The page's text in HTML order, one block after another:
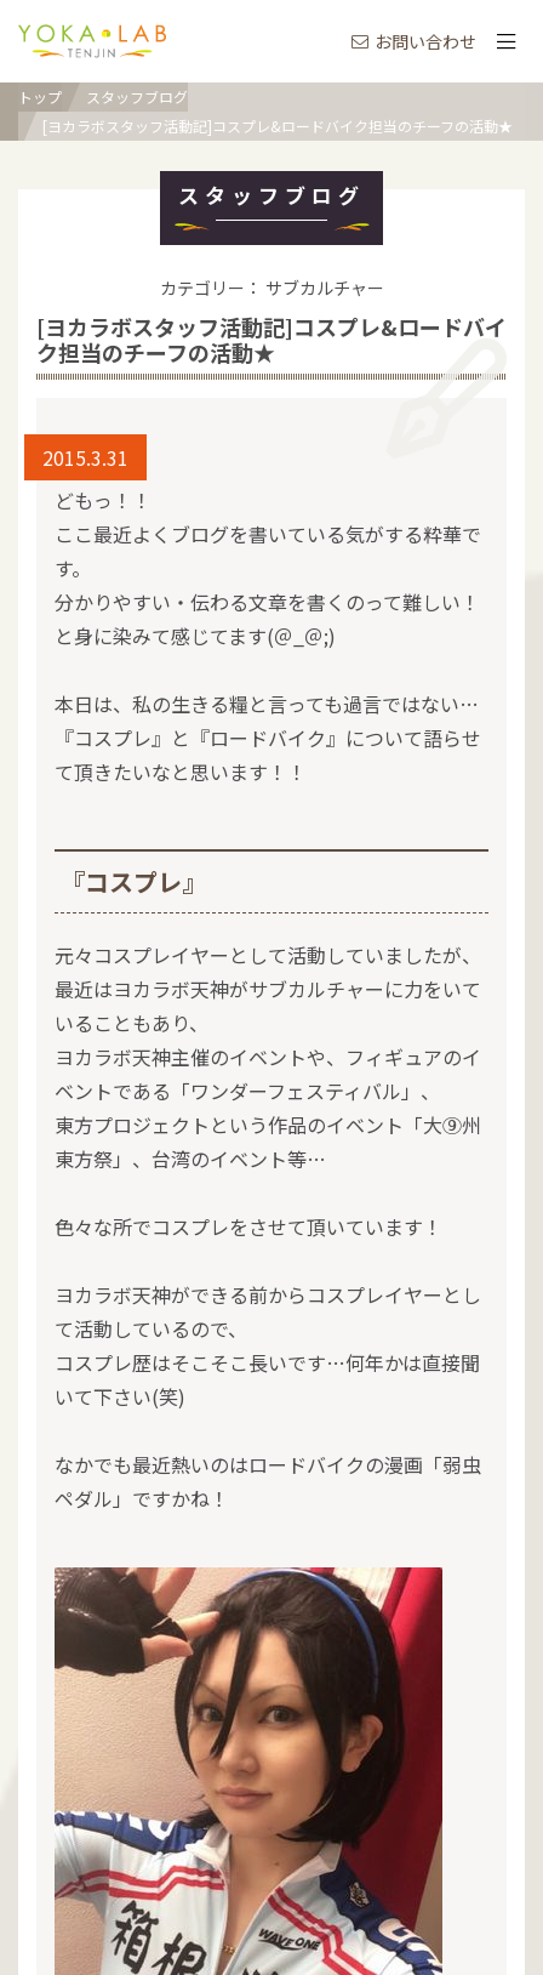
お問い合わせ
トップ
スタッフブログ
[ヨカラボスタッフ活動記]コスプレ&ロードバイク担当のチーフの活動★
スタッフブログ
カテゴリー： サブカルチャー
[ヨカラボスタッフ活動記]コスプレ&ロードバイ
ク担当のチーフの活動★
2015.3.31
どもっ！！
ここ最近よくブログを書いている気がする粋華で
す。
分かりやすい・伝わる文章を書くのって難しい！
と身に染みて感じてます(＠_＠;)
本日は、私の生きる糧と言っても過言ではない…
『コスプレ』と『ロードバイク』について語らせ
て頂きたいなと思います！！
『コスプレ』
元々コスプレイヤーとして活動していましたが、
最近はヨカラボ天神がサブカルチャーに力をいて
いることもあり、
ヨカラボ天神主催のイベントや、フィギュアのイ
ベントである「ワンダーフェスティバル」、
東方プロジェクトという作品のイベント「大⑨州
東方祭」、台湾のイベント等…
色々な所でコスプレをさせて頂いています！
ヨカラボ天神ができる前からコスプレイヤーとし
て活動しているので、
コスプレ歴はそこそこ長いです…何年かは直接聞
いて下さい(笑)
なかでも最近熱いのはロードバイクの漫画「弱虫
ペダル」ですかね！